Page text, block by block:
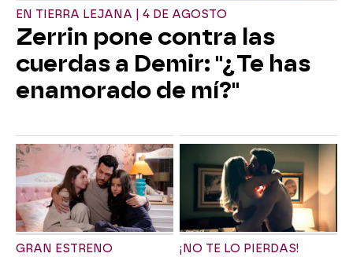
EN TIERRA LEJANA | 4 DE AGOSTO
Zerrin pone contra las
cuerdas a Demir: "¿Te has
enamorado de mí?"
GRAN ESTRENO ¡NO TE LO PIERDAS!